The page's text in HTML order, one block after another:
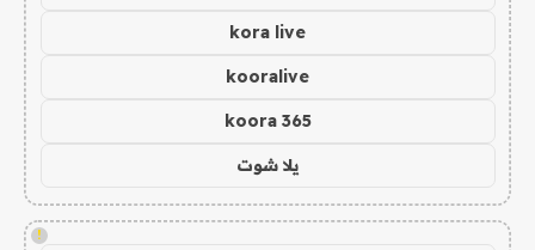
kora live
kooralive
koora 365
يلا شوت
!